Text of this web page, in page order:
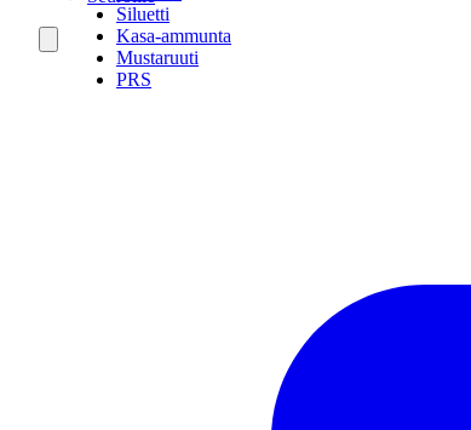
Siluetti
Kasa-ammunta
Mustaruuti
PRS